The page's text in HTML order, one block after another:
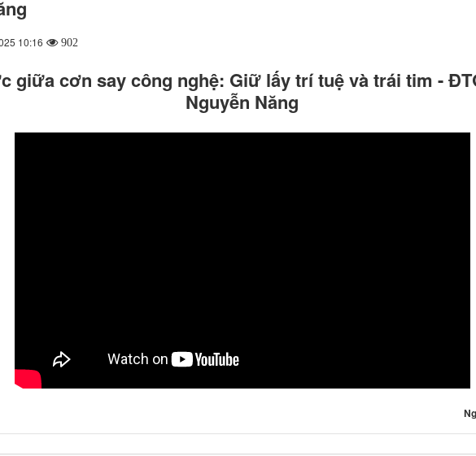
10:16 902
giữa cơn say công nghệ: Giữ lấy trí tuệ và trái tim -
Nguyễn Năng